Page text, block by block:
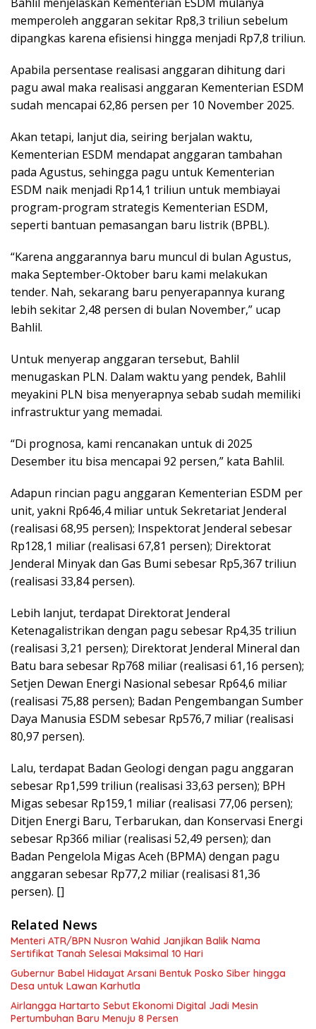
memperoleh anggaran sekitar Rp8,3 triliun sebelum
dipangkas karena efisiensi hingga menjadi Rp7,8 triliun.
Apabila persentase realisasi anggaran dihitung dari
pagu awal maka realisasi anggaran Kementerian ESDM
sudah mencapai 62,86 persen per 10 November 2025.
Akan tetapi, lanjut dia, seiring berjalan waktu,
Kementerian ESDM mendapat anggaran tambahan
pada Agustus, sehingga pagu untuk Kementerian
ESDM naik menjadi Rp14,1 triliun untuk membiayai
program-program strategis Kementerian ESDM,
seperti bantuan pemasangan baru listrik (BPBL).
“Karena anggarannya baru muncul di bulan Agustus,
maka September-Oktober baru kami melakukan
tender. Nah, sekarang baru penyerapannya kurang
lebih sekitar 2,48 persen di bulan November,” ucap
Bahlil.
Untuk menyerap anggaran tersebut, Bahlil
menugaskan PLN. Dalam waktu yang pendek, Bahlil
meyakini PLN bisa menyerapnya sebab sudah memiliki
infrastruktur yang memadai.
“Di prognosa, kami rencanakan untuk di 2025
Desember itu bisa mencapai 92 persen,” kata Bahlil.
Adapun rincian pagu anggaran Kementerian ESDM per
unit, yakni Rp646,4 miliar untuk Sekretariat Jenderal
(realisasi 68,95 persen); Inspektorat Jenderal sebesar
Rp128,1 miliar (realisasi 67,81 persen); Direktorat
Jenderal Minyak dan Gas Bumi sebesar Rp5,367 triliun
(realisasi 33,84 persen).
Lebih lanjut, terdapat Direktorat Jenderal
Ketenagalistrikan dengan pagu sebesar Rp4,35 triliun
(realisasi 3,21 persen); Direktorat Jenderal Mineral dan
Batu bara sebesar Rp768 miliar (realisasi 61,16 persen);
Setjen Dewan Energi Nasional sebesar Rp64,6 miliar
(realisasi 75,88 persen); Badan Pengembangan Sumber
Daya Manusia ESDM sebesar Rp576,7 miliar (realisasi
80,97 persen).
Lalu, terdapat Badan Geologi dengan pagu anggaran
sebesar Rp1,599 triliun (realisasi 33,63 persen); BPH
Migas sebesar Rp159,1 miliar (realisasi 77,06 persen);
Ditjen Energi Baru, Terbarukan, dan Konservasi Energi
sebesar Rp366 miliar (realisasi 52,49 persen); dan
Badan Pengelola Migas Aceh (BPMA) dengan pagu
anggaran sebesar Rp77,2 miliar (realisasi 81,36
persen). []
Related News
Menteri ATR/BPN Nusron Wahid Janjikan Balik Nama
Sertifikat Tanah Selesai Maksimal 10 Hari
Gubernur Babel Hidayat Arsani Bentuk Posko Siber hingga
Desa untuk Lawan Karhutla
Airlangga Hartarto Sebut Ekonomi Digital Jadi Mesin
Pertumbuhan Baru Menuju 8 Persen